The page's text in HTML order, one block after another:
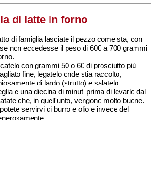
di latte in forno
di famiglia lasciate il pezzo come sta, con
non eccedesse il peso di 600 a 700 grammi
con grammi 50 o 60 di prosciutto più
fine, legatelo onde stia raccolto,
di lardo (strutto) e salatelo.
e una diecina di minuti prima di levarlo dal
che, in quell'unto, vengono molto buone.
servirvi di burro e olio e invece del